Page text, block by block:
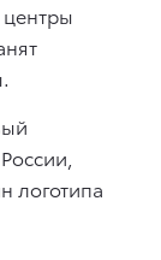
логотипа